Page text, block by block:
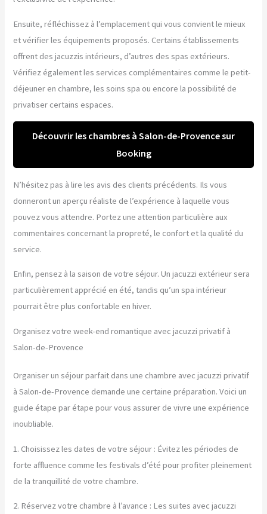
Ensuite, réfléchissez à l’emplacement qui vous convient le mieux
et vérifier les équipements proposés. Certains établissements
offrent des jacuzzis intérieurs, d’autres des spas extérieurs.
Vérifiez également les services complémentaires comme le petit-
déjeuner en chambre, les soins spa ou encore la possibilité de
privatiser certains espaces.
Découvrir les chambres à Salon-de-Provence sur
Booking
N’hésitez pas à lire les avis des clients précédents. Ils vous
donneront un aperçu réaliste de l’expérience à laquelle vous
pouvez vous attendre. Portez une attention particulière aux
commentaires concernant la propreté, le confort et la qualité du
service.
Enfin, pensez à la saison de votre séjour. Un jacuzzi extérieur sera
particulièrement apprécié en été, tandis qu’un spa intérieur
pourrait être plus confortable en hiver.
Organisez votre week-end romantique avec jacuzzi privatif à
Salon-de-Provence
Organiser un séjour parfait dans une chambre avec jacuzzi privatif
à Salon-de-Provence demande une certaine préparation. Voici un
guide étape par étape pour vous assurer de vivre une expérience
inoubliable.
1. Choisissez les dates de votre séjour : Évitez les périodes de
forte affluence comme les festivals d’été pour profiter pleinement
de la tranquillité de votre chambre.
2. Réservez votre chambre à l’avance : Les suites avec jacuzzi